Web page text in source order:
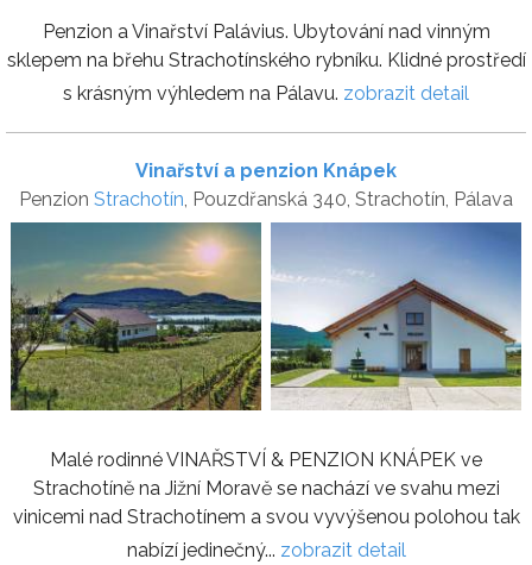
Penzion a Vinařství Palávius. Ubytování nad vinným
sklepem na břehu Strachotínského rybníku. Klidné prostředí
s krásným výhledem na Pálavu. zobrazit detail
Vinařství a penzion Knápek
Penzion Strachotín, Pouzdřanská 340, Strachotín, Pálava
Malé rodinné VINAŘSTVÍ & PENZION KNÁPEK ve
Strachotíně na Jižní Moravě se nachází ve svahu mezi
vinicemi nad Strachotínem a svou vyvýšenou polohou tak
nabízí jedinečný... zobrazit detail